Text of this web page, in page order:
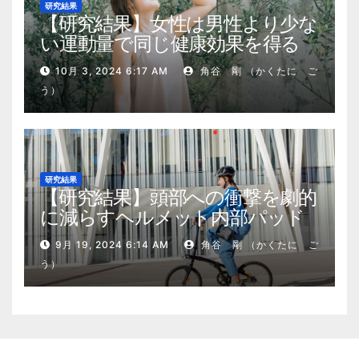
研究結果
【研究結果】女性は男性より少な
い運動量で同じ健康効果を得る
10月 3, 2024 6:17 AM
角谷 剛 （かくたに ご
う）
研究結果
【研究結果】頭部への衝撃を劇的
に減らすヘルメット内部パッド
9月 19, 2024 6:14 AM
角谷 剛 （かくたに ご
う）